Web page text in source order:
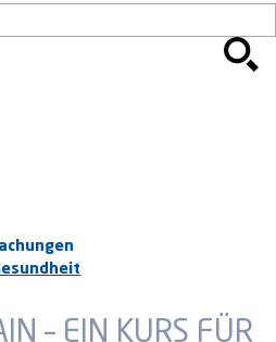
– EIN KURS FÜR